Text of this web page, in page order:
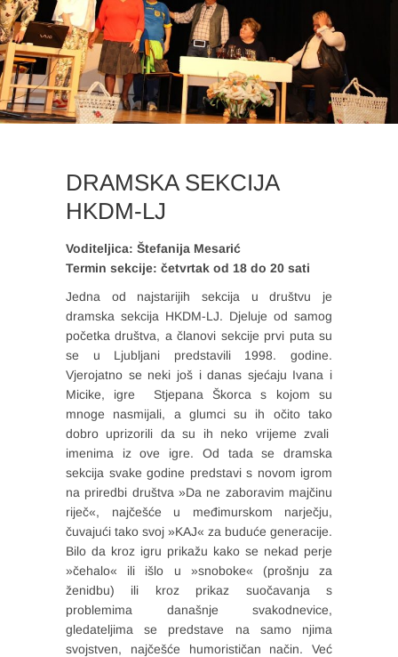
DRAMSKA SEKCIJA
HKDM-LJ
Voditeljica: Štefanija Mesarić
Termin sekcije: četvrtak od 18 do 20 sati
Jedna od najstarijih sekcija u društvu je
dramska sekcija HKDM-LJ. Djeluje od samog
početka društva, a članovi sekcije prvi puta su
se u Ljubljani predstavili 1998. godine.
Vjerojatno se neki još i danas sjećaju Ivana i
Micike, igre Stjepana Škorca s kojom su
mnoge nasmijali, a glumci su ih očito tako
dobro uprizorili da su ih neko vrijeme zvali
imenima iz ove igre. Od tada se dramska
sekcija svake godine predstavi s novom igrom
na priredbi društva »Da ne zaboravim majčinu
riječ«, najčešće u međimurskom narječju,
čuvajući tako svoj »KAJ« za buduće generacije.
Bilo da kroz igru prikažu kako se nekad perje
»čehalo« ili išlo u »snoboke« (prošnju za
ženidbu) ili kroz prikaz suočavanja s
problemima današnje svakodnevice,
gledateljima se predstave na samo njima
svojstven, najčešće humorističan način. Već